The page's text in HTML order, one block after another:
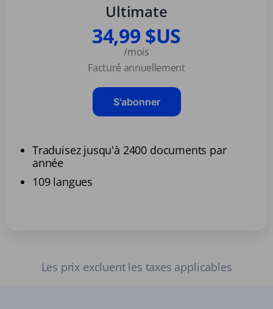
Ultimate
34,99 $US
/mois
Facturé annuellement
S'abonner
Traduisez jusqu'à 2400 documents par
année
109 langues
Les prix excluent les taxes applicables